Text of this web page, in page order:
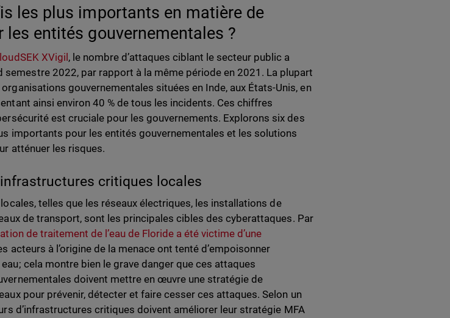
les plus importants en matière de
les entités gouvernementales ?
XVigil , le nombre d’attaques ciblant le secteur public a
semestre 2022, par rapport à la même période en 2021. La plupart
gouvernementales situées en Inde, aux États-Unis, en
ainsi environ 40 % de tous les incidents. Ces chiffres
est cruciale pour les gouvernements. Explorons six des
importants pour les entités gouvernementales et les solutions
atténuer les risques.
critiques locales
telles que les réseaux électriques, les installations de
de transport, sont les principales cibles des cyberattaques. Par
de traitement de l’eau de Floride a été victime d’une
acteurs à l’origine de la menace ont tenté d’empoisonner
cela montre bien le grave danger que ces attaques
doivent mettre en œuvre une stratégie de
pour prévenir, détecter et faire cesser ces attaques. Selon un
d’infrastructures critiques doivent améliorer leur stratégie MFA